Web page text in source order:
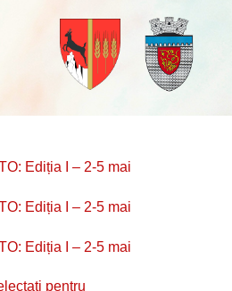
Ediția I – 2-5 mai
Ediția I – 2-5 mai
Ediția I – 2-5 mai
pentru